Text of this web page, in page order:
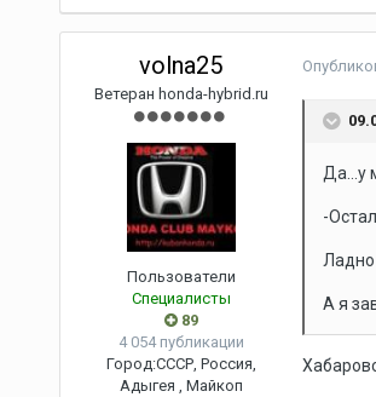
volna25
Ветеран honda-hybrid.ru
Пользователи
Специалисты
89
4 054 публикации
Город:СССР, Россия,
Адыгея , Майкоп
Да...у
-
Ладно
А я